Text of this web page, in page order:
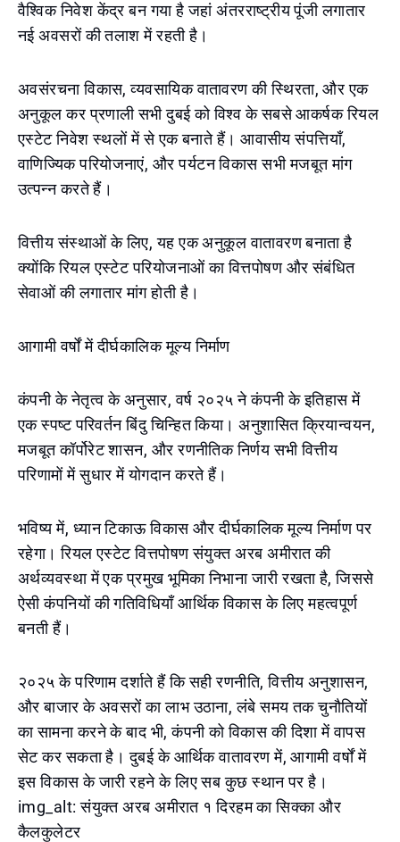
वैश्विक निवेश केंद्र बन गया है जहां अंतरराष्ट्रीय पूंजी लगातार
नई अवसरों की तलाश में रहती है।
अवसंरचना विकास, व्यवसायिक वातावरण की स्थिरता, और एक
अनुकूल कर प्रणाली सभी दुबई को विश्व के सबसे आकर्षक रियल
एस्टेट निवेश स्थलों में से एक बनाते हैं। आवासीय संपत्तियाँ,
वाणिज्यिक परियोजनाएं, और पर्यटन विकास सभी मजबूत मांग
उत्पन्न करते हैं।
वित्तीय संस्थाओं के लिए, यह एक अनुकूल वातावरण बनाता है
क्योंकि रियल एस्टेट परियोजनाओं का वित्तपोषण और संबंधित
सेवाओं की लगातार मांग होती है।
आगामी वर्षों में दीर्घकालिक मूल्य निर्माण
कंपनी के नेतृत्व के अनुसार, वर्ष २०२५ ने कंपनी के इतिहास में
एक स्पष्ट परिवर्तन बिंदु चिन्हित किया। अनुशासित क्रियान्वयन,
मजबूत कॉर्पोरेट शासन, और रणनीतिक निर्णय सभी वित्तीय
परिणामों में सुधार में योगदान करते हैं।
भविष्य में, ध्यान टिकाऊ विकास और दीर्घकालिक मूल्य निर्माण पर
रहेगा। रियल एस्टेट वित्तपोषण संयुक्त अरब अमीरात की
अर्थव्यवस्था में एक प्रमुख भूमिका निभाना जारी रखता है, जिससे
ऐसी कंपनियों की गतिविधियाँ आर्थिक विकास के लिए महत्वपूर्ण
बनती हैं।
२०२५ के परिणाम दर्शाते हैं कि सही रणनीति, वित्तीय अनुशासन,
और बाजार के अवसरों का लाभ उठाना, लंबे समय तक चुनौतियों
का सामना करने के बाद भी, कंपनी को विकास की दिशा में वापस
सेट कर सकता है। दुबई के आर्थिक वातावरण में, आगामी वर्षों में
इस विकास के जारी रहने के लिए सब कुछ स्थान पर है।
img_alt: संयुक्त अरब अमीरात १ दिरहम का सिक्का और
कैलकुलेटर